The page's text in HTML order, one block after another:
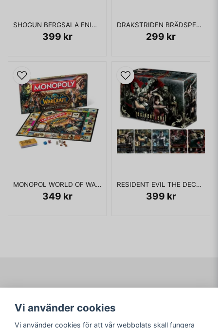
SHOGUN BERGSALA ENIGMA BRÄDSPEL
399 kr
DRAKSTRIDEN BRÄDSPEL KÄRNAN
299 kr
MONOPOL WORLD OF WARCRAFT COLLECTORS EDITION NYTT
349 kr
RESIDENT EVIL THE DECK BUILDING GAME
399 kr
Köpvillkor
Logga in
Vi använder cookies
Vi använder cookies för att vår webbplats skall fungera